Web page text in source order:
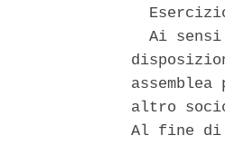
Ai
altro
Al fine di